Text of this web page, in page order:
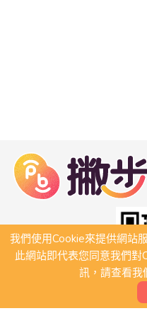
我們使用Cookie來提供網站
此網站即代表您同意我們
訊，請查看我